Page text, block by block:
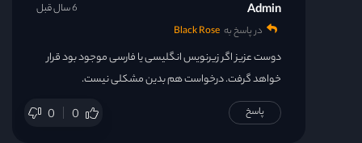
Admin
در پاسخ به Black Rose
دوست عزیز اگر زیرنویس انگلیسی یا فارسی موجود بود قرار
خواهد گرفت. درخواست هم بدین مشکلی نیست.
0 0
6 سال قبل
پاسخ